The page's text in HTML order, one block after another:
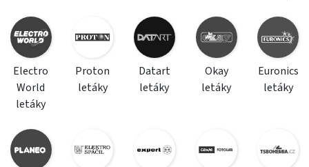
Electro
World
letáky
Proton
letáky
Datart
letáky
Okay
letáky
Euronics
letáky